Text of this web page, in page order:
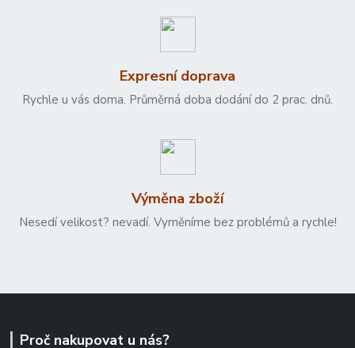
Expresní doprava
Rychle u vás doma. Průměrná doba dodání do 2 prac. dnů.
Výměna zboží
Nesedí velikost? nevadí. Vyměníme bez problémů a rychle!
Proč nakupovat u nás?